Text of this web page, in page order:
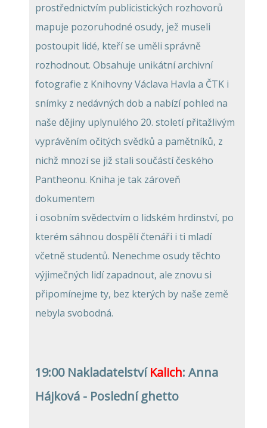
prostřednictvím publicistických rozhovorů
mapuje pozoruhodné osudy, jež museli
postoupit lidé, kteří se uměli správně
rozhodnout. Obsahuje unikátní archivní
fotografie z Knihovny Václava Havla a ČTK i
snímky z nedávných dob a nabízí pohled na
naše dějiny uplynulého 20. století přitažlivým
vyprávěním očitých svědků a pamětníků, z
nichž mnozí se již stali součástí českého
Pantheonu. Kniha je tak zároveň
dokumentem
i osobním svědectvím o lidském hrdinství, po
kterém sáhnou dospělí čtenáři i ti mladí
včetně studentů. Nenechme osudy těchto
výjimečných lidí zapadnout, ale znovu si
připomínejme ty, bez kterých by naše země
nebyla svobodná.
19:00 NakladatelstvíKalich: Anna
Hájková - Poslední ghetto